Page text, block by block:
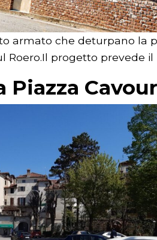
armato che deturpano la
Roero.Il progetto prevede
Cavour
Fondazione
Cassa di
Risparmio di
Cuneo
Via Roma 17,
12100 Cuneo
tel.: +39
0171.452711